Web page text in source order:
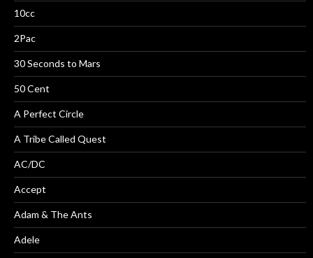
10cc
2Pac
30 Seconds to Mars
50 Cent
A Perfect Circle
A Tribe Called Quest
AC/DC
Accept
Adam & The Ants
Adele